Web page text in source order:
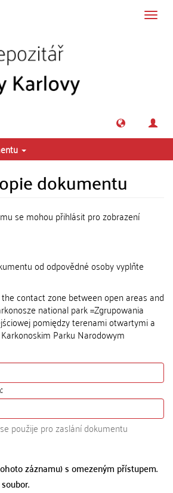
dokumentu
se mohou přihlásit pro zobrazení
od odpovědné osoby vyplňte
contact zone between open areas and
national park =Zgrupowania
pomiędzy terenami otwartymi a
Parku Narodowym
použije pro zaslání dokumentu
záznamu) s omezeným přístupem.